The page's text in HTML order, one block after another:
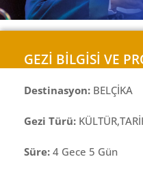
GEZİ BİLGİSİ VE
Destinasyon: BELÇİKA
Gezi Türü:
Süre: 4 Gece 5 Gün